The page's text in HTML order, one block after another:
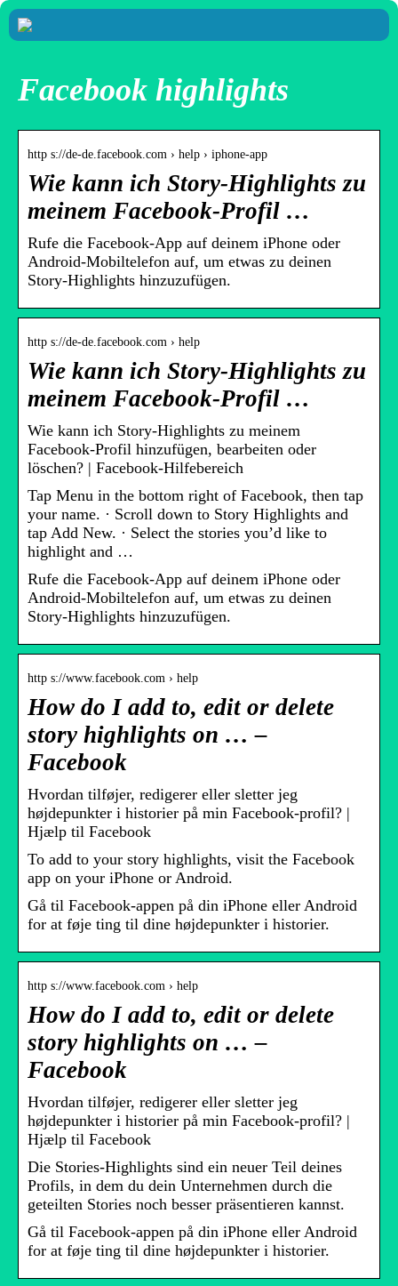
Facebook highlights
http s://de-de.facebook.com › help › iphone-app
Wie kann ich Story-Highlights zu
meinem Facebook-Profil …
Rufe die Facebook-App auf deinem iPhone oder
Android-Mobiltelefon auf, um etwas zu deinen
Story-Highlights hinzuzufügen.
http s://de-de.facebook.com › help
Wie kann ich Story-Highlights zu
meinem Facebook-Profil …
Wie kann ich Story-Highlights zu meinem
Facebook-Profil hinzufügen, bearbeiten oder
löschen? | Facebook-Hilfebereich
Tap Menu in the bottom right of Facebook, then tap
your name. · Scroll down to Story Highlights and
tap Add New. · Select the stories you’d like to
highlight and …
Rufe die Facebook-App auf deinem iPhone oder
Android-Mobiltelefon auf, um etwas zu deinen
Story-Highlights hinzuzufügen.
http s://www.facebook.com › help
How do I add to, edit or delete
story highlights on … –
Facebook
Hvordan tilføjer, redigerer eller sletter jeg
højdepunkter i historier på min Facebook-profil? |
Hjælp til Facebook
To add to your story highlights, visit the Facebook
app on your iPhone or Android.
Gå til Facebook-appen på din iPhone eller Android
for at føje ting til dine højdepunkter i historier.
http s://www.facebook.com › help
How do I add to, edit or delete
story highlights on … –
Facebook
Hvordan tilføjer, redigerer eller sletter jeg
højdepunkter i historier på min Facebook-profil? |
Hjælp til Facebook
Die Stories-Highlights sind ein neuer Teil deines
Profils, in dem du dein Unternehmen durch die
geteilten Stories noch besser präsentieren kannst.
Gå til Facebook-appen på din iPhone eller Android
for at føje ting til dine højdepunkter i historier.